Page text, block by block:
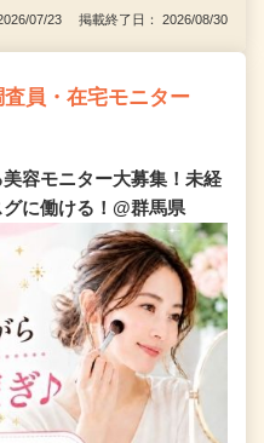
07/23 掲載終了日： 2026/08/30
員・在宅モニター
容モニター大募集！未経
に働ける！@群馬県